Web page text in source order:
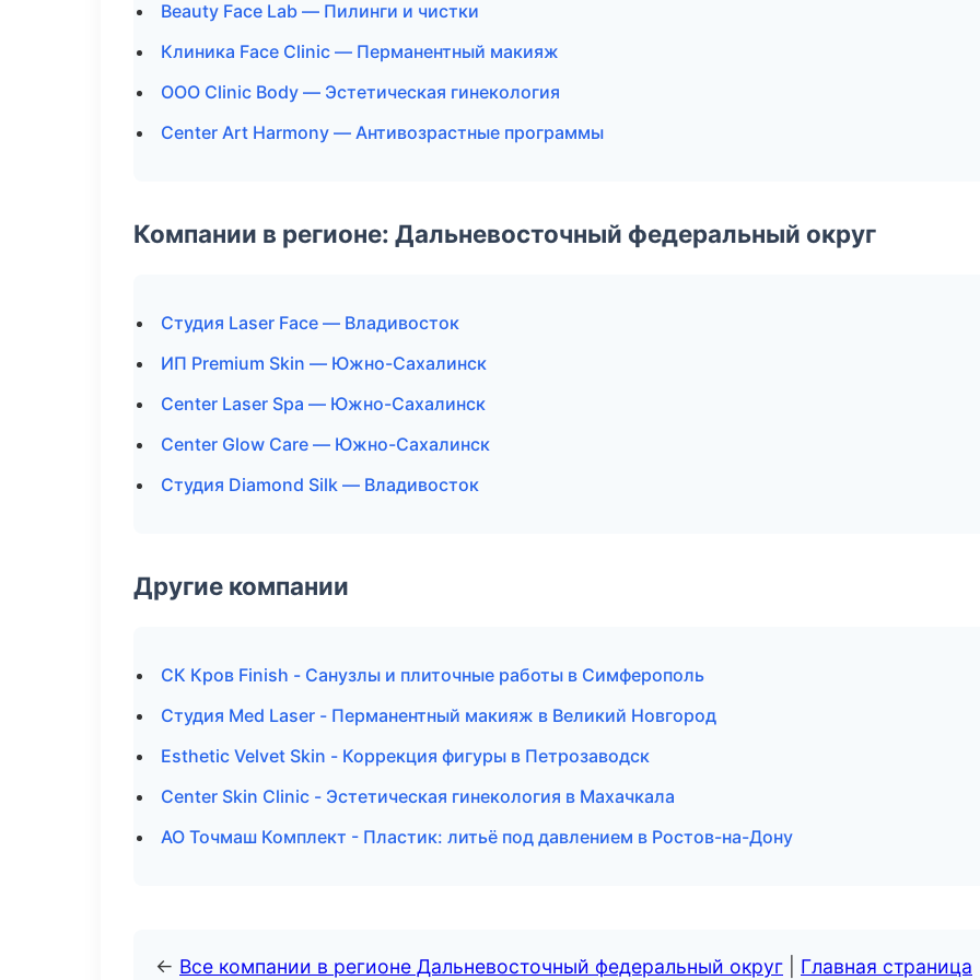
Beauty Face Lab — Пилинги и чистки
Клиника Face Clinic — Перманентный макияж
ООО Clinic Body — Эстетическая гинекология
Center Art Harmony — Антивозрастные программы
Компании в регионе: Дальневосточный федеральный округ
Студия Laser Face — Владивосток
ИП Premium Skin — Южно-Сахалинск
Center Laser Spa — Южно-Сахалинск
Center Glow Care — Южно-Сахалинск
Студия Diamond Silk — Владивосток
Другие компании
СК Кров Finish - Санузлы и плиточные работы в Симферополь
Студия Med Laser - Перманентный макияж в Великий Новгород
Esthetic Velvet Skin - Коррекция фигуры в Петрозаводск
Center Skin Clinic - Эстетическая гинекология в Махачкала
АО Точмаш Комплект - Пластик: литьё под давлением в Ростов-на-Дону
← Все компании в регионе Дальневосточный федеральный округ Главная страница